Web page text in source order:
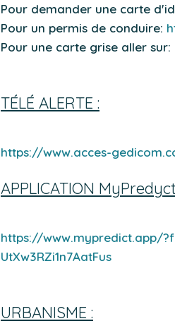
Pour demander une carte
Pour un permis de conduire:
Pour une carte grise aller sur:
TÉLÉ ALERTE :
https://www.acces-
APPLICATION
https://www.mypredict.app/
UtXw3RZi1n7AatFus
URBANISME :